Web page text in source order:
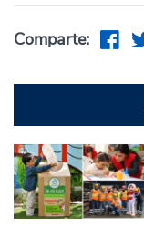
Comparte: